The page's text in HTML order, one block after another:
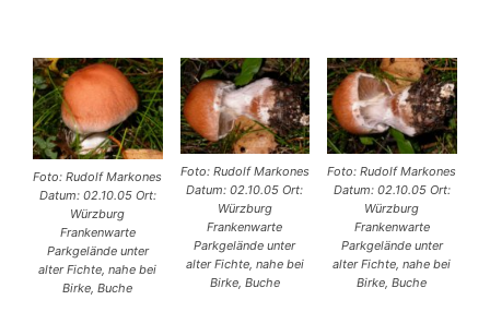
Foto: Rudolf Markones
Datum: 02.10.05 Ort:
Würzburg
Frankenwarte
Parkgelände unter
alter Fichte, nahe bei
Birke, Buche
Foto: Rudolf Markones
Datum: 02.10.05 Ort:
Würzburg
Frankenwarte
Parkgelände unter
alter Fichte, nahe bei
Birke, Buche
Foto: Rudolf Markones
Datum: 02.10.05 Ort:
Würzburg
Frankenwarte
Parkgelände unter
alter Fichte, nahe bei
Birke, Buche